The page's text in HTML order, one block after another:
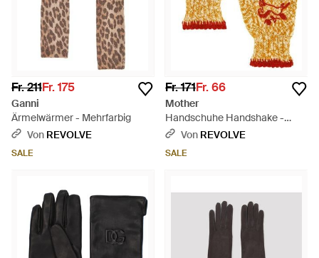
Fr. 211Fr. 175
Ganni
Ärmelwärmer - Mehrfarbig
Von REVOLVE
SALE
Fr. 171Fr. 66
Mother
Handschuhe Handshake -
Mettallic
Von REVOLVE
SALE